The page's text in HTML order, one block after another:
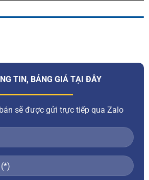
TIN, BẢNG GIÁ TẠI ĐÂY
sẽ được gửi trực tiếp qua Zalo